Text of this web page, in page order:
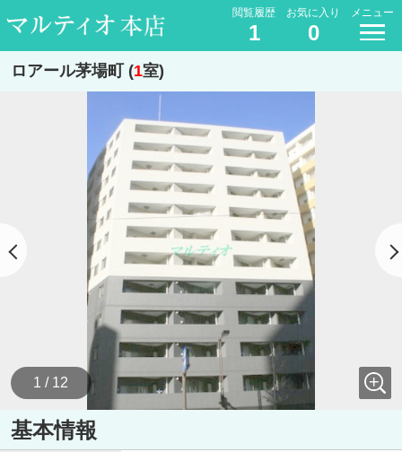
閲覧履歴
1
お気に入り
0
メニュー
ロアール茅場町 (1室)
1 / 12
基本情報